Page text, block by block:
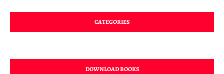
CATEGORIES
DOWNLOAD BOOKS